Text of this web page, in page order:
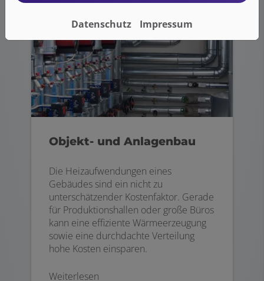
Objekt- und Anlagenbau
Die Heizaufwendungen eines
Gebäudes sind ein nicht zu
unterschätzender Kostenfaktor. Gerade
für Produktionshallen oder große Büros
kann eine effiziente Wärmeerzeugung
sowie eine durchdachte Verteilung
hohe Kosten einsparen.
Weiterlesen
Datenschutz Impressum